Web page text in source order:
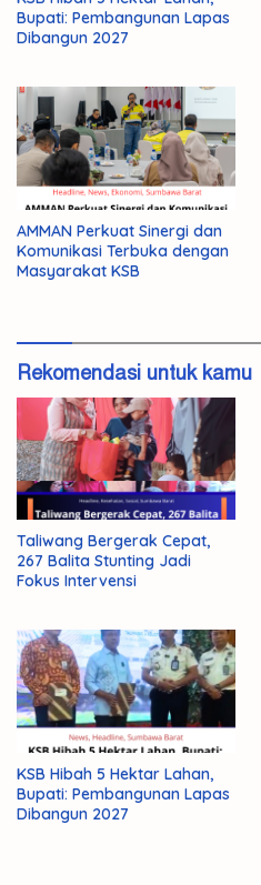
Bupati: Pembangunan Lapas
Dibangun 2027
AMMAN Perkuat Sinergi dan
Komunikasi Terbuka dengan
Masyarakat KSB
Rekomendasi untuk kamu
Taliwang Bergerak Cepat,
267 Balita Stunting Jadi
Fokus Intervensi
KSB Hibah 5 Hektar Lahan,
Bupati: Pembangunan Lapas
Dibangun 2027